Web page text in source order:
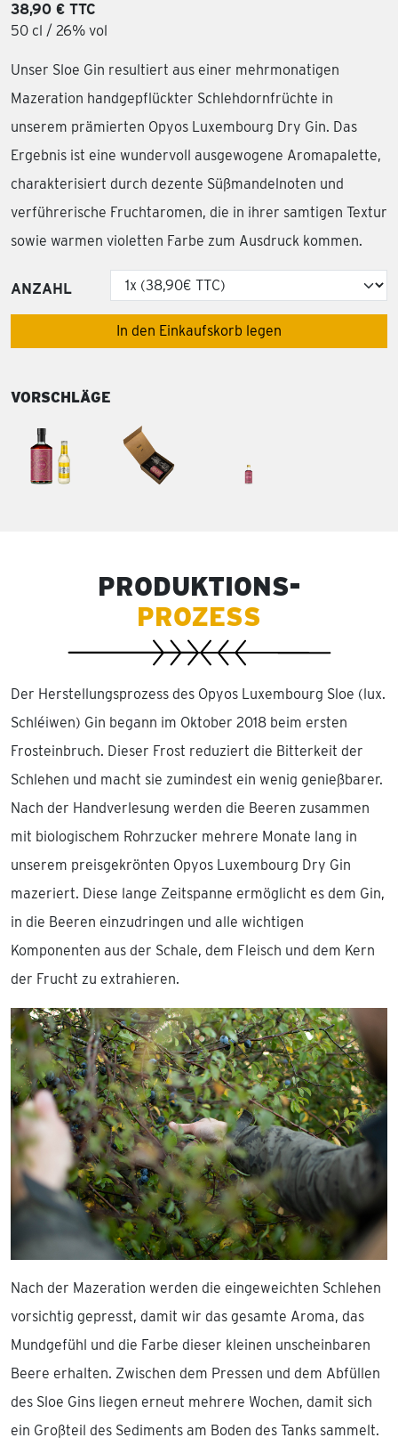
38,90 € TTC
50 cl / 26% vol
Unser Sloe Gin resultiert aus einer mehrmonatigen
Mazeration handgepflückter Schlehdornfrüchte in
unserem prämierten Opyos Luxembourg Dry Gin. Das
Ergebnis ist eine wundervoll ausgewogene Aromapalette,
charakterisiert durch dezente Süßmandelnoten und
verführerische Fruchtaromen, die in ihrer samtigen Textur
sowie warmen violetten Farbe zum Ausdruck kommen.
ANZAHL
In den Einkaufskorb legen
VORSCHLÄGE
PRODUKTIONS-
PROZESS
Der Herstellungsprozess des Opyos Luxembourg Sloe (lux.
Schléiwen) Gin begann im Oktober 2018 beim ersten
Frosteinbruch. Dieser Frost reduziert die Bitterkeit der
Schlehen und macht sie zumindest ein wenig genießbarer.
Nach der Handverlesung werden die Beeren zusammen
mit biologischem Rohrzucker mehrere Monate lang in
unserem preisgekrönten Opyos Luxembourg Dry Gin
mazeriert. Diese lange Zeitspanne ermöglicht es dem Gin,
in die Beeren einzudringen und alle wichtigen
Komponenten aus der Schale, dem Fleisch und dem Kern
der Frucht zu extrahieren.
Nach der Mazeration werden die eingeweichten Schlehen
vorsichtig gepresst, damit wir das gesamte Aroma, das
Mundgefühl und die Farbe dieser kleinen unscheinbaren
Beere erhalten. Zwischen dem Pressen und dem Abfüllen
des Sloe Gins liegen erneut mehrere Wochen, damit sich
ein Großteil des Sediments am Boden des Tanks sammelt.